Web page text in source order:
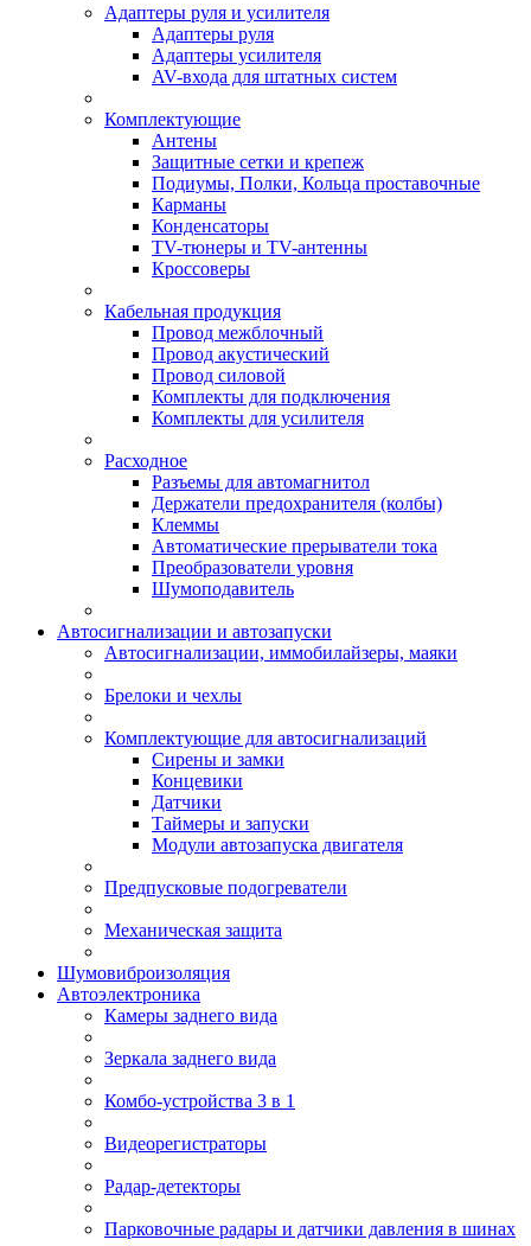
Адаптеры руля и усилителя
Адаптеры руля
Адаптеры усилителя
AV-входа для штатных систем
Комплектующие
Антены
Защитные сетки и крепеж
Подиумы, Полки, Кольца проставочные
Карманы
Конденсаторы
TV-тюнеры и TV-антенны
Кроссоверы
Кабельная продукция
Провод межблочный
Провод акустический
Провод силовой
Комплекты для подключения
Комплекты для усилителя
Расходное
Разъемы для автомагнитол
Держатели предохранителя (колбы)
Клеммы
Автоматические прерыватели тока
Преобразователи уровня
Шумоподавитель
Автосигнализации и автозапуски
Автосигнализации, иммобилайзеры, маяки
Брелоки и чехлы
Комплектующие для автосигнализаций
Сирены и замки
Концевики
Датчики
Таймеры и запуски
Модули автозапуска двигателя
Предпусковые подогреватели
Механическая защита
Шумовиброизоляция
Автоэлектроника
Камеры заднего вида
Зеркала заднего вида
Комбо-устройства 3 в 1
Видеорегистраторы
Радар-детекторы
Парковочные радары и датчики давления в шинах